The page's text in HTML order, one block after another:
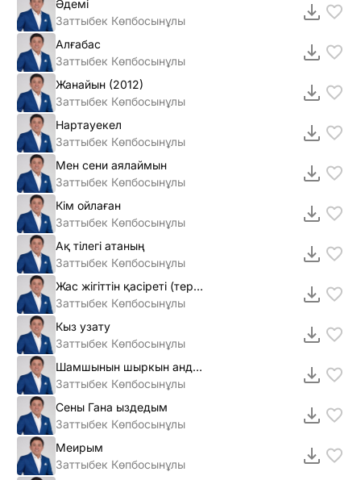
Әдемi
Заттыбек Көпбосынұлы
Алғабас
Заттыбек Көпбосынұлы
Жанайын (2012)
Заттыбек Көпбосынұлы
Нартауекел
Заттыбек Көпбосынұлы
Мен сени аялаймын
Заттыбек Көпбосынұлы
Кiм ойлаған
Заттыбек Көпбосынұлы
Ақ тiлегi атаның
Заттыбек Көпбосынұлы
Жас жiгiттiн қасiретi (терме)
Заттыбек Көпбосынұлы
Кыз узату
Заттыбек Көпбосынұлы
Шамшынын шыркын андеры
Заттыбек Көпбосынұлы
Сены Гана ыздедым
Заттыбек Көпбосынұлы
Меирым
Заттыбек Көпбосынұлы